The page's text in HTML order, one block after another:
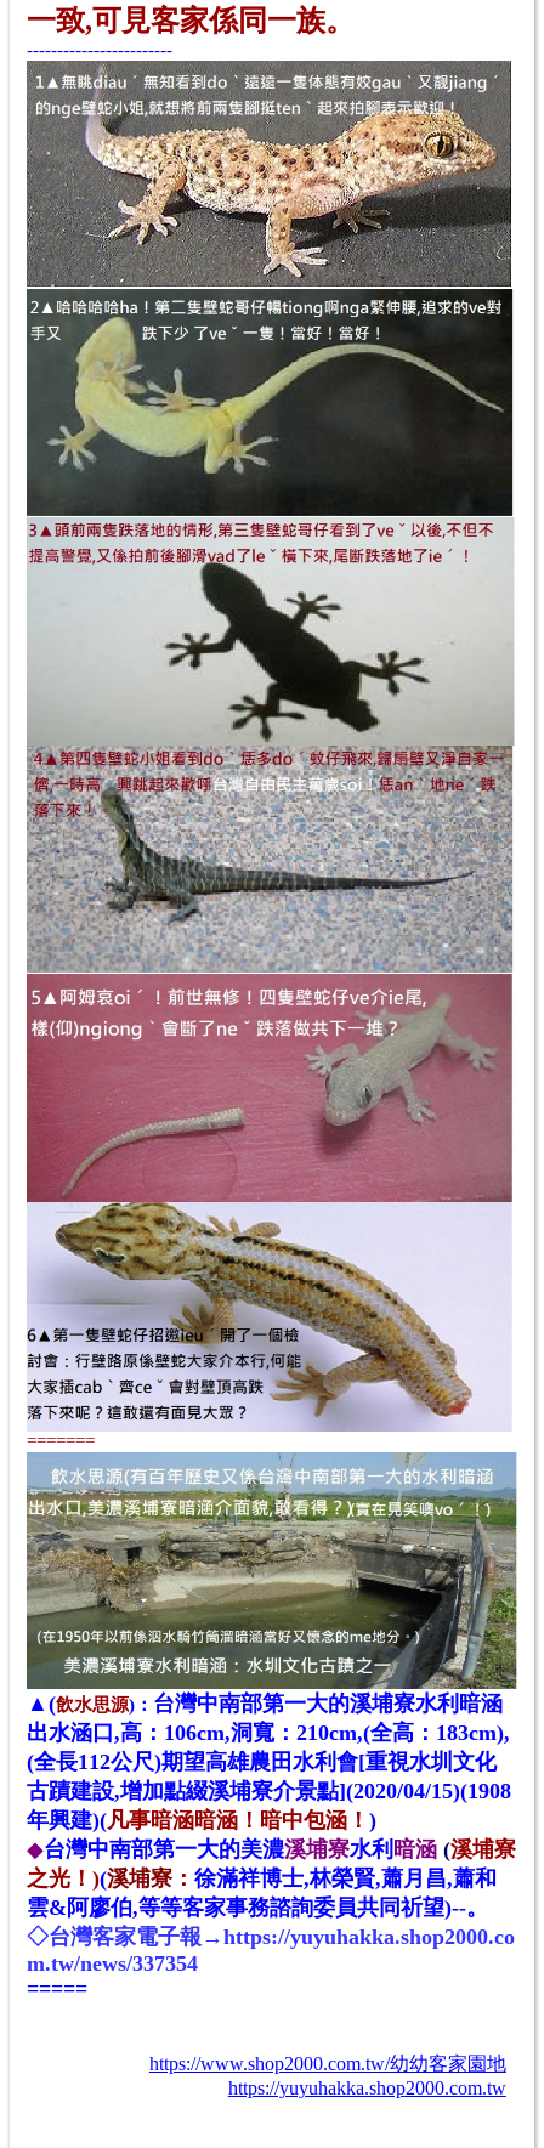
一致,可見客家係同一族。
------------------------
=======
▲(飲水思源)： 台灣中南部第一大的溪埔寮水利暗涵
出水涵口,高：106cm,洞寬：210cm,(全高：183cm),
(全長112公尺)期望高雄農田水利會[重視水圳文化
古蹟建設,增加點綴溪埔寮介景點](2020/04/15)(1908
年興建)(凡事暗涵暗涵！暗中包涵！ )
◆台灣中南部第一大的美濃溪埔寮水利 暗涵 (溪埔寮
之光！)(溪埔寮： 徐滿祥博士,林榮賢,蕭月昌,蕭和
雲&阿廖伯,等等客家事務諮詢委員共同祈望)--。
◇台灣客家電子報→https://yuyuhakka.shop2000.co
m.tw/news/337354
=====
https://www.shop2000.com.tw/幼幼客家園地
https://yuyuhakka.shop2000.com.tw